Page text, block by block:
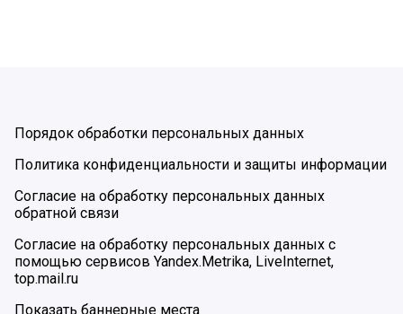
Порядок обработки персональных данных
Политика конфиденциальности и защиты информации
Согласие на обработку персональных данных
обратной связи
Согласие на обработку персональных данных с
помощью сервисов Yandex.Metrika, LiveInternet,
top.mail.ru
Показать баннерные места